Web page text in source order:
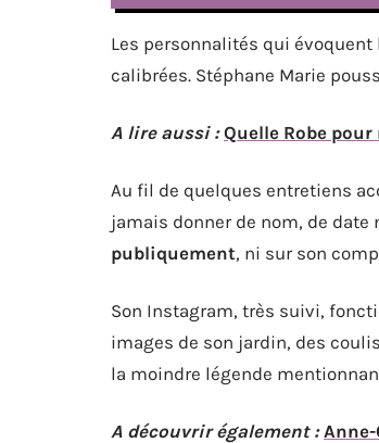
Les personnalités qui
calibrées. Stéphane Marie
A lire aussi : Quelle Robe
Au fil de quelques entretiens
jamais donner de nom, de date
publiquement, ni sur son
Son Instagram, très suivi,
images de son jardin, des
la moindre légende
A découvrir également :